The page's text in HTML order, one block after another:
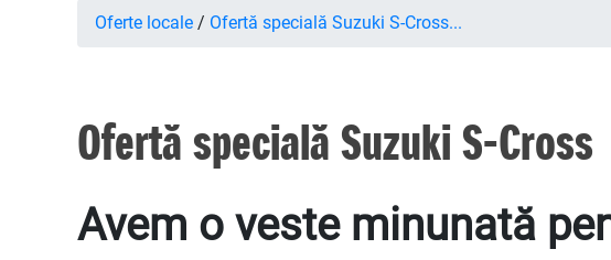
Oferte locale / Ofertă specială Suzuki S-Cross...
Ofertă specială Suzuki S-Cross
Avem o veste minunată